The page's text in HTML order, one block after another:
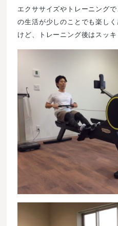
エクササイズやトレーニング
の生活が少しのことでも楽し
けど、トレーニング後はスッ